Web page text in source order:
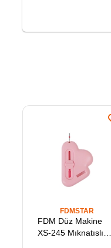
FDMSTAR
FDM Düz Makine
XS-245 Mıknatıslı